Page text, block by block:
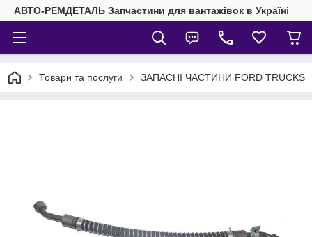
АВТО-РЕМДЕТАЛЬ Запчастини для вантажівок в Україні
Товари та послуги ЗАПАСНІ ЧАСТИНИ FORD TRUCKS